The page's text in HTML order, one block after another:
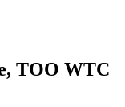
TOO WTC